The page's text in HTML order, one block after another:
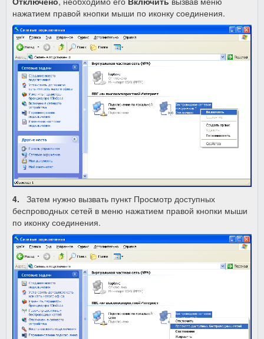
нажатием правой кнопки мыши по иконку соединения.
4.
Затем нужно вызвать пункт Просмотр доступных
беспроводных сетей в меню нажатием правой кнопки мыши
по иконку соединения.